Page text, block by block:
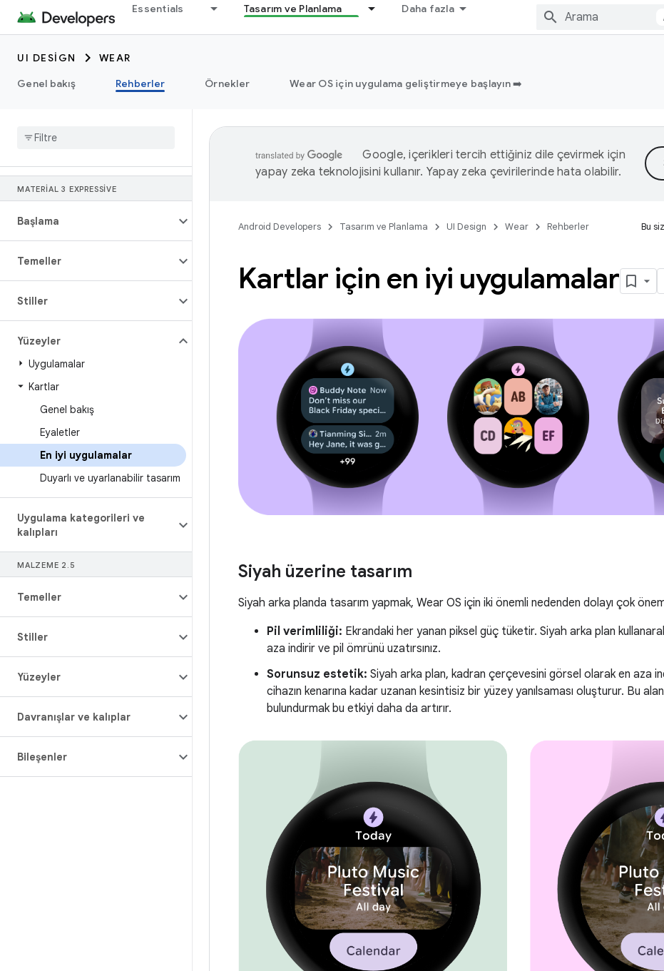
Essentials Tasarım ve Planlama Daha fazla
UI DESIGN
WEAR
Genel bakış
Rehberler Örnekler Wear OS için uygulama geliştirmeye başlayın ➡️
MATERIAL 3 EXPRESSIVE
Başlama
Temeller
Stiller
Yüzeyler
Uygulamalar
Kartlar
Genel bakış
Eyaletler
En iyi uygulamalar
Duyarlı ve uyarlanabilir tasarım
Uygulama kategorileri ve
kalıpları
MALZEME 2 . 5
Temeller
Stiller
Yüzeyler
Davranışlar ve kalıplar
Bileşenler
Google, içerikleri tercih ettiğiniz dile çevirmek için
yapay zeka teknolojisini kullanır. Yapay zeka çevirilerinde hata olabilir.
Android Developers Tasarım ve Planlama UI Design Wear Rehberler Bu
Kartlar için en iyi uygulamalar
Siyah üzerine tasarım
Siyah arka planda tasarım yapmak, Wear OS için iki önemli nedenden dolayı çok
Pil verimliliği: Ekrandaki her yanan piksel güç tüketir. Siyah arka plan kullanarak
aza indirir ve pil ömrünü uzatırsınız.
Sorunsuz estetik: Siyah arka plan, kadran çerçevesini görsel olarak en aza
cihazın kenarına kadar uzanan kesintisiz bir yüzey yanılsaması oluşturur. Bu
bulundurmak bu etkiyi daha da artırır.